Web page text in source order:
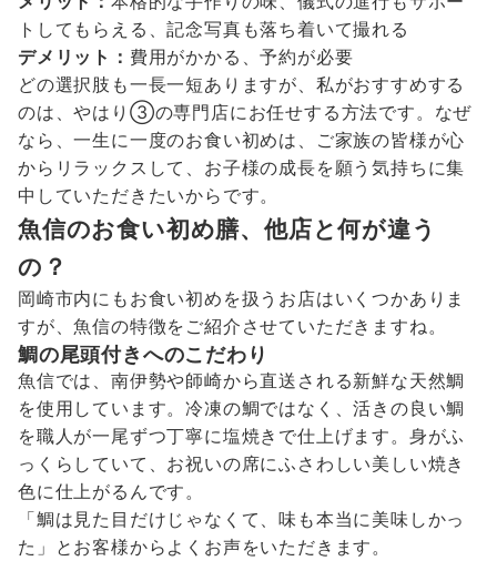
トしてもらえる、記念写真も落ち着いて撮れる
デメリット： 費用がかかる、予約が必要
どの選択肢も一長一短ありますが、私がおすすめする
のは、やはり③の専門店にお任せする方法です。なぜ
なら、一生に一度のお食い初めは、ご家族の皆様が心
からリラックスして、お子様の成長を願う気持ちに集
中していただきたいからです。
魚信のお食い初め膳、他店と何が違う
の？
岡崎市内にもお食い初めを扱うお店はいくつかありま
すが、魚信の特徴をご紹介させていただきますね。
鯛の尾頭付きへのこだわり
魚信では、南伊勢や師崎から直送される新鮮な天然鯛
を使用しています。冷凍の鯛ではなく、活きの良い鯛
を職人が一尾ずつ丁寧に塩焼きで仕上げます。身がふ
っくらしていて、お祝いの席にふさわしい美しい焼き
色に仕上がるんです。
「鯛は見た目だけじゃなくて、味も本当に美味しかっ
た」とお客様からよくお声をいただきます。